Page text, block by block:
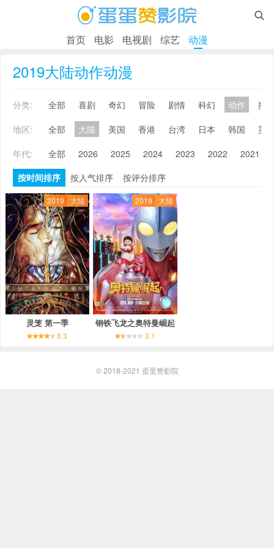

首页 电影 电视剧 综艺 动漫
2019大陆动作动漫
分类: 全部 喜剧 奇幻 冒险 剧情 科幻 动作
搞
地区:
全部 大陆 美国 香港 台湾 日本 韩国
英
年代:
全部 2026 2025 2024 2023 2022 2021
按时间排序
按人气排序 按评分排序
2019 大陆
灵笼 第一季
8.3
2019 大陆
钢铁飞龙之奥特曼崛起
3.1
© 2018-2021 蛋蛋赞影院